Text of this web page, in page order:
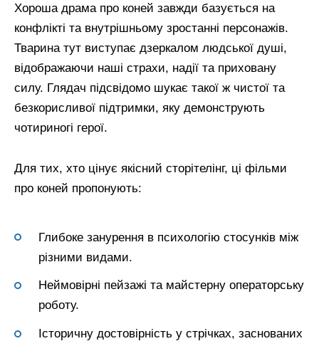
Хороша драма про коней завжди базується на
конфлікті та внутрішньому зростанні персонажів.
Тварина тут виступає дзеркалом людської душі,
відображаючи наші страхи, надії та приховану
силу. Глядач підсвідомо шукає такої ж чистої та
безкорисливої підтримки, яку демонструють
чотириногі герої.
Для тих, хто цінує якісний сторітелінг, ці фільми
про коней пропонують:
Глибоке занурення в психологію стосунків між
різними видами.
Неймовірні пейзажі та майстерну операторську
роботу.
Історичну достовірність у стрічках, заснованих